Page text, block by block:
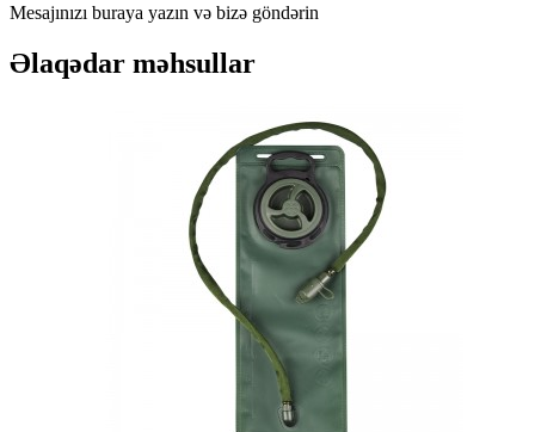
Mesajınızı buraya yazın və bizə göndərin
Əlaqədar məhsullar